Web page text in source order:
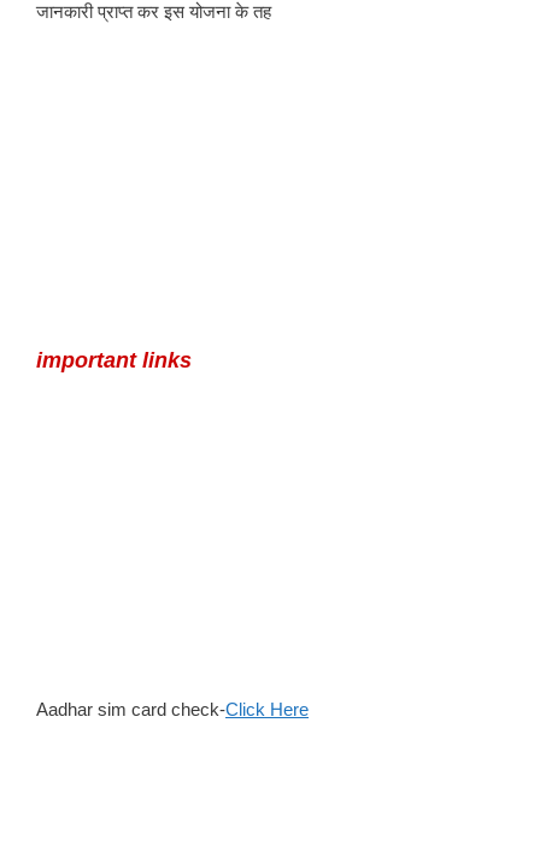
जानकारी प्राप्त कर इस योजना के तह
important links
Aadhar sim card check-Click Here